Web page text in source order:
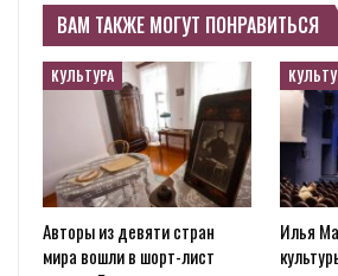
ВАМ ТАКЖЕ МОГУТ ПОНРАВИТЬСЯ
КУЛЬТУРА
Авторы из девяти стран
мира вошли в шорт-лист
Илья